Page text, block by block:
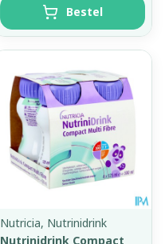
Bestel
Nutricia, Nutrinidrink
Nutrinidrink Compact